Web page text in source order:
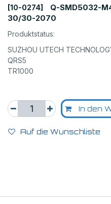
[10-0274]
Q-SMD5032-
30/30-2070
Produktstatus:
SUZHOU UTECH
QRS5
TR1000
In den
Auf die Wunschliste